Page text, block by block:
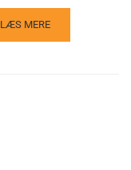
LÆS MERE